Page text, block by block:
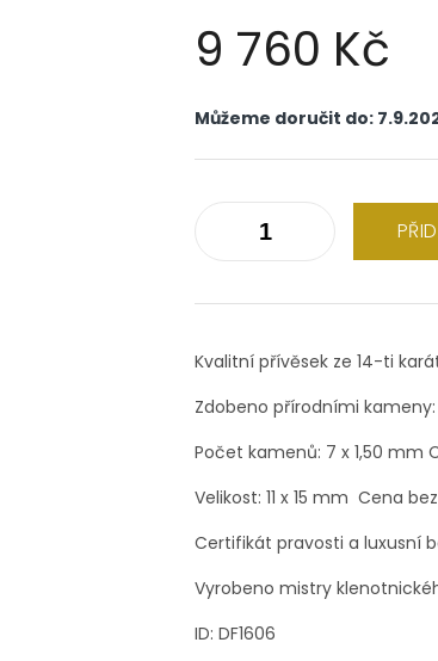
9 760 Kč
cena:
Můžeme doručit do:
Kvalitní přívěsek ze 14-ti
Zdobeno přírodními kameny:
Počet kamenů: 7 x 1,50 mm
Velikost: 11 x 15 mm Cena
Certifikát pravosti a luxusní
Vyrobeno mistry
ID: DF1606